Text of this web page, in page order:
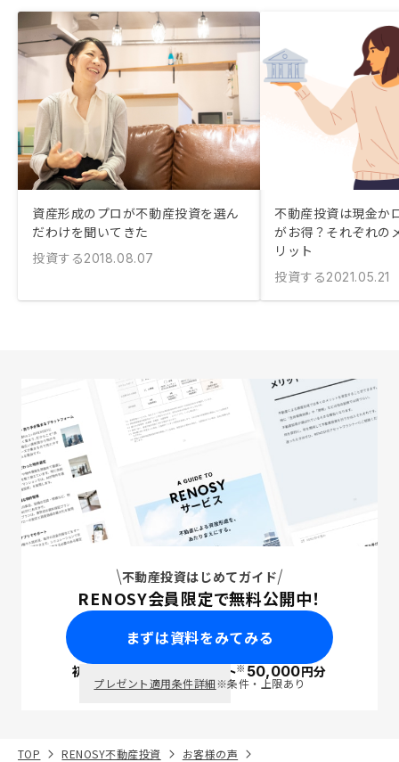
資産形成のプロが不動産投資を選ん
だわけを聞いてきた
投資する2018.08.07
不動産投資は現金か
がお得？それぞれの
リット
投資する2021.05.21
不動産投資はじめてガイド
RENOSY会員限定で無料公開中！
まずは資料をみてみる
初回面談で ポイント※50,000円分
プレゼント適用条件詳細※条件・上限あり
TOP RENOSY不動産投資
お客様の声